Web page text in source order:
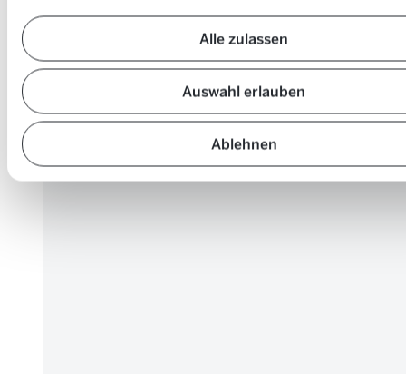
Alle zulassen
Auswahl erlauben
Ablehnen